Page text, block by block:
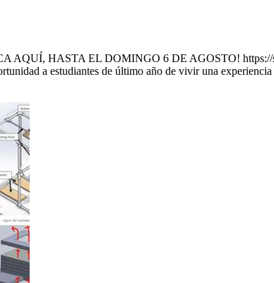
AQUÍ, HASTA EL DOMINGO 6 DE AGOSTO!
a estudiantes de último año de vivir una